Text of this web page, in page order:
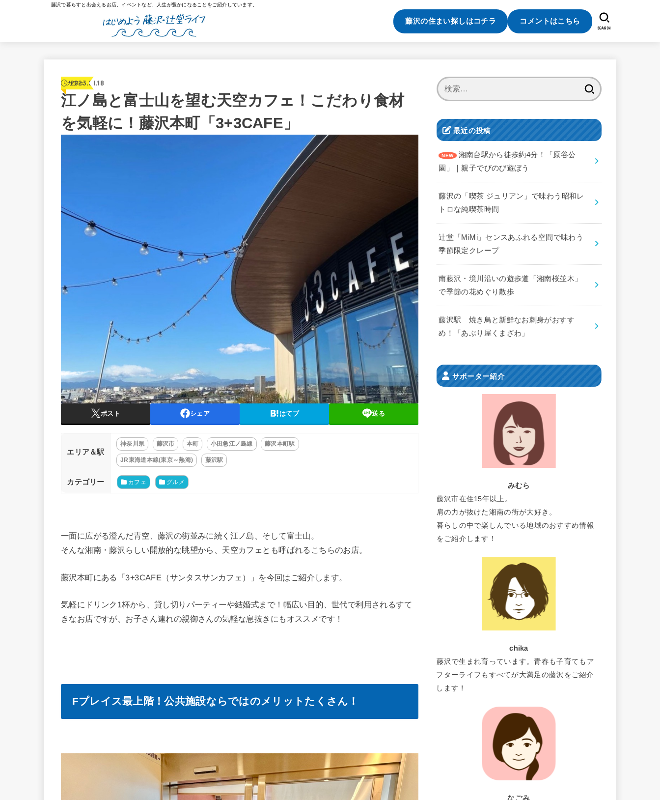
藤沢で暮らすと出会えるお店、イベントなど、人生が豊かになることをご紹介しています。
藤沢の住まい探しはコチラ コメントはこちら
SEARCH
カフェ
2023.01.18
江ノ島と富士山を望む天空カフェ！こだわり食材
を気軽に！藤沢本町「3+3CAFE」
ポスト シェア はてブ 送る
エリア＆駅
神奈川県 藤沢市 本町 小田急江ノ島線 藤沢本町駅
JR東海道本線(東京～熱海) 藤沢駅
カテゴリー カフェ グルメ
一面に広がる澄んだ青空、藤沢の街並みに続く江ノ島、そして富士山。
そんな湘南・藤沢らしい開放的な眺望から、天空カフェとも呼ばれるこちらのお店。
藤沢本町にある「3+3CAFE（サンタスサンカフェ）」を今回はご紹介します。
気軽にドリンク1杯から、貸し切りパーティーや結婚式まで！幅広い目的、世代で利用されるすて
きなお店ですが、お子さん連れの親御さんの気軽な息抜きにもオススメです！
Fプレイス最上階！公共施設ならではのメリットたくさん！
最近の投稿
湘南台駅から徒歩約4分！「原谷公
園」｜親子でびのび遊ぼう
藤沢の「喫茶 ジュリアン」で味わう昭和レ
トロな純喫茶時間
辻堂「MiMi」センスあふれる空間で味わう
季節限定クレープ
南藤沢・境川沿いの遊歩道「湘南桜並木」
で季節の花めぐり散歩
藤沢駅 焼き鳥と新鮮なお刺身がおすす
め！「あぶり屋くまざわ」
サポーター紹介
みむら
藤沢市在住15年以上。
肩の力が抜けた湘南の街が大好き。
暮らしの中で楽しんでいる地域のおすすめ情報
をご紹介します！
chika
藤沢で生まれ育っています。青春も子育てもア
フターライフもすべてが大満足の藤沢をご紹介
します！
なごみ